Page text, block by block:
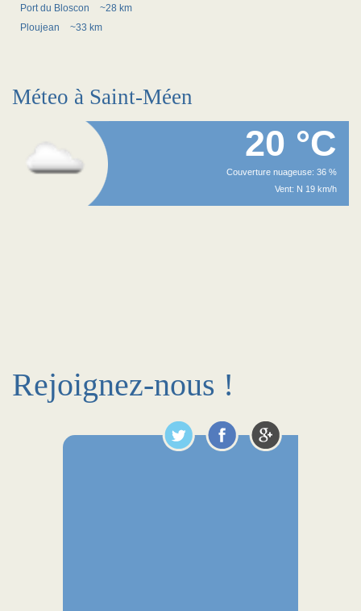
Port du Bloscon
~28 km
Ploujean
~33 km
Méteo à Saint-Méen
20 °C
Couverture nuageuse: 36 %
Vent: N 19 km/h
Rejoignez-nous !